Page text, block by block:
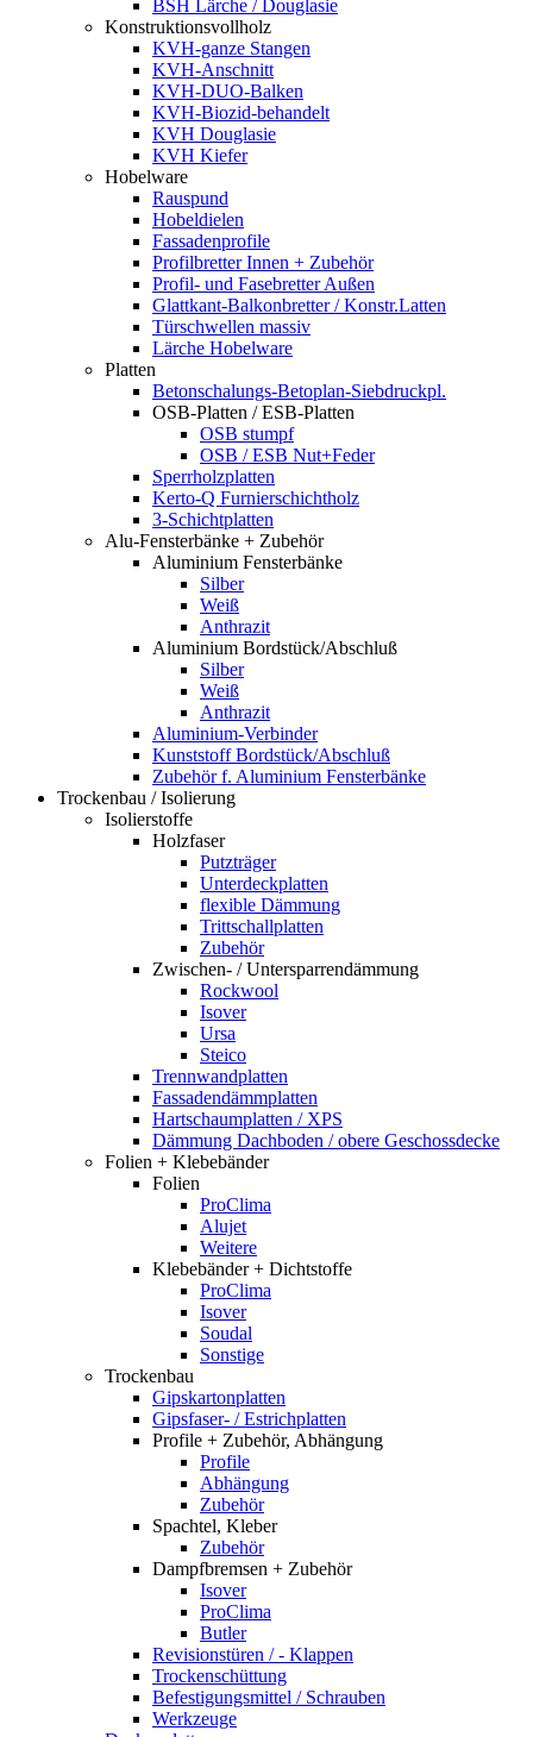
BSH Lärche / Douglasie
Konstruktionsvollholz
KVH-ganze Stangen
KVH-Anschnitt
KVH-DUO-Balken
KVH-Biozid-behandelt
KVH Douglasie
KVH Kiefer
Hobelware
Rauspund
Hobeldielen
Fassadenprofile
Profilbretter Innen + Zubehör
Profil- und Fasebretter Außen
Glattkant-Balkonbretter / Konstr.Latten
Türschwellen massiv
Lärche Hobelware
Platten
Betonschalungs-Betoplan-Siebdruckpl.
OSB-Platten / ESB-Platten
OSB stumpf
OSB / ESB Nut+Feder
Sperrholzplatten
Kerto-Q Furnierschichtholz
3-Schichtplatten
Alu-Fensterbänke + Zubehör
Aluminium Fensterbänke
Silber
Weiß
Anthrazit
Aluminium Bordstück/Abschluß
Silber
Weiß
Anthrazit
Aluminium-Verbinder
Kunststoff Bordstück/Abschluß
Zubehör f. Aluminium Fensterbänke
Trockenbau / Isolierung
Isolierstoffe
Holzfaser
Putzträger
Unterdeckplatten
flexible Dämmung
Trittschallplatten
Zubehör
Zwischen- / Untersparrendämmung
Rockwool
Isover
Ursa
Steico
Trennwandplatten
Fassadendämmplatten
Hartschaumplatten / XPS
Dämmung Dachboden / obere Geschossdecke
Folien + Klebebänder
Folien
ProClima
Alujet
Weitere
Klebebänder + Dichtstoffe
ProClima
Isover
Soudal
Sonstige
Trockenbau
Gipskartonplatten
Gipsfaser- / Estrichplatten
Profile + Zubehör, Abhängung
Profile
Abhängung
Zubehör
Spachtel, Kleber
Zubehör
Dampfbremsen + Zubehör
Isover
ProClima
Butler
Revisionstüren / - Klappen
Trockenschüttung
Befestigungsmittel / Schrauben
Werkzeuge